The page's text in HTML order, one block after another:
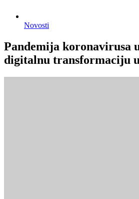
Novosti
Pandemija koronavirusa
digitalnu transformaciju